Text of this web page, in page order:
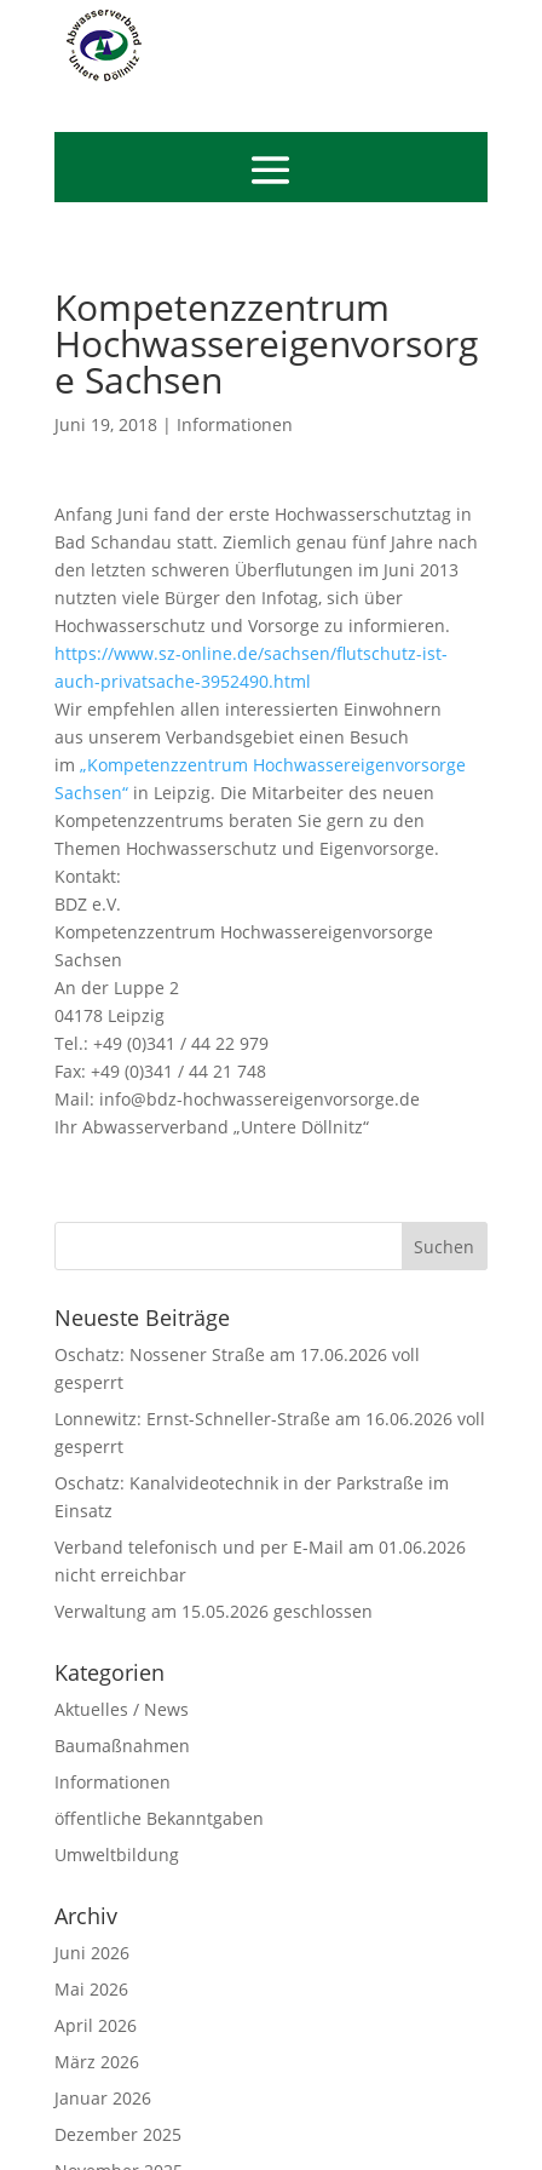
Kompetenzzentrum
Hochwassereigenvorsorg
e Sachsen
Juni 19, 2018| Informationen
Anfang Juni fand der erste Hochwasserschutztag in
Bad Schandau statt. Ziemlich genau fünf Jahre nach
den letzten schweren Überflutungen im Juni 2013
nutzten viele Bürger den Infotag, sich über
Hochwasserschutz und Vorsorge zu informieren.
https://www.sz-online.de/sachsen/flutschutz-ist-
auch-privatsache-3952490.html
Wir empfehlen allen interessierten Einwohnern
aus unserem Verbandsgebiet einen Besuch
im „Kompetenzzentrum Hochwassereigenvorsorge
Sachsen“in Leipzig. Die Mitarbeiter des neuen
Kompetenzzentrums beraten Sie gern zu den
Themen Hochwasserschutz und Eigenvorsorge.
Kontakt:
BDZ e.V.
Kompetenzzentrum Hochwassereigenvorsorge
Sachsen
An der Luppe 2
04178 Leipzig
Tel.: +49 (0)341 / 44 22 979
Fax: +49 (0)341 / 44 21 748
Mail: info@bdz-hochwassereigenvorsorge.de
Ihr Abwasserverband „Untere Döllnitz“
Neueste Beiträge
Oschatz: Nossener Straße am 17.06.2026 voll
gesperrt
Lonnewitz: Ernst-Schneller-Straße am 16.06.2026 voll
gesperrt
Oschatz: Kanalvideotechnik in der Parkstraße im
Einsatz
Verband telefonisch und per E-Mail am 01.06.2026
nicht erreichbar
Verwaltung am 15.05.2026 geschlossen
Kategorien
Aktuelles / News
Baumaßnahmen
Informationen
öffentliche Bekanntgaben
Umweltbildung
Archiv
Juni 2026
Mai 2026
April 2026
März 2026
Januar 2026
Dezember 2025